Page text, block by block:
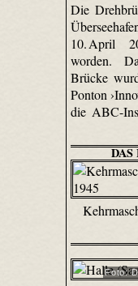
Die
10. April
worden.
Brücke
Ponton
die ABC-
Foto: